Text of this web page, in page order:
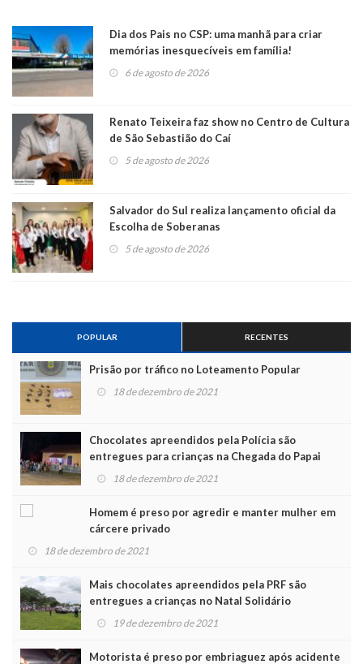
Dia dos Pais no CSP: uma manhã para criar
memórias inesquecíveis em família!
6 de agosto de 2026
Renato Teixeira faz show no Centro de Cultura
de São Sebastião do Caí
5 de agosto de 2026
Salvador do Sul realiza lançamento oficial da
Escolha de Soberanas
5 de agosto de 2026
POPULAR RECENTES
Prisão por tráfico no Loteamento Popular
18 de dezembro de 2021
Chocolates apreendidos pela Polícia são
entregues para crianças na Chegada do Papai
Noel
18 de dezembro de 2021
Homem é preso por agredir e manter mulher em
cárcere privado
18 de dezembro de 2021
Mais chocolates apreendidos pela PRF são
entregues a crianças no Natal Solidário
19 de dezembro de 2021
Motorista é preso por embriaguez após acidente